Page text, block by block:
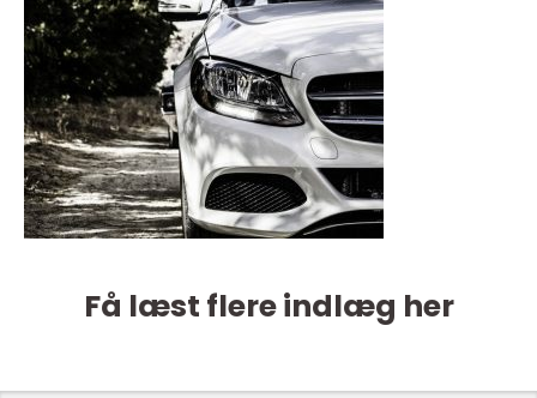
Få læst flere indlæg her